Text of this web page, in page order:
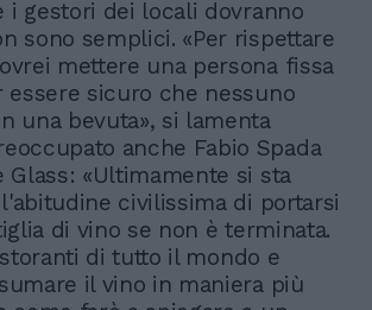
i gestori dei locali dovranno
sono semplici. «Per rispettare
mettere una persona fissa
essere sicuro che nessuno
una bevuta», si lamenta
anche Fabio Spada
Glass: «Ultimamente si sta
civilissima di portarsi
di vino se non è terminata.
di tutto il mondo e
il vino in maniera più